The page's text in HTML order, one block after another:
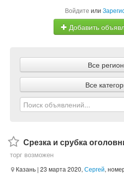
Войдите или
Добавить
Услуги
Все
Все
Срезка и срубка
торг возможен
Казань | 23 марта 2020, Сергей,